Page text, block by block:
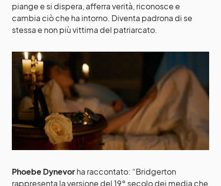
piange e si dispera, afferra verità, riconosce e
cambia ciò che ha intorno. Diventa padrona di se
stessa e non più vittima del patriarcato.
Phoebe Dynevorha raccontato: “Bridgerton
rappresenta la versione del 19° secolo dei media che